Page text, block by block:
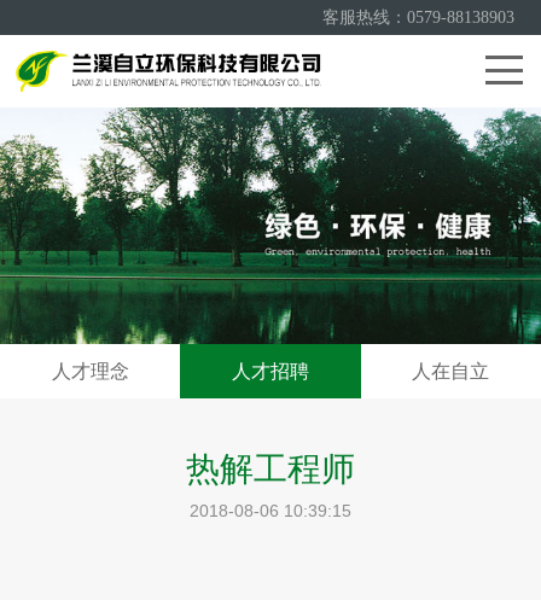
客服热线：0579-88138903
人才理念 人才招聘 人在自立
热解工程师
2018-08-06 10:39:15